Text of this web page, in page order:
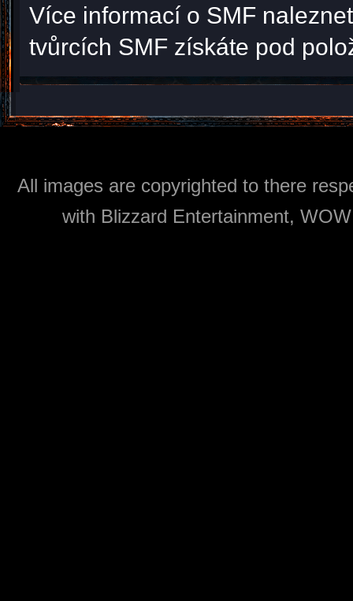
Více informací o SMF
tvůrcích SMF získáte pod
All images are copyrighted to there
with Blizzard Entertainment,